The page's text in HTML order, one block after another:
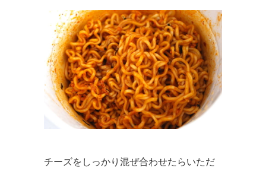
チーズをしっかり混ぜ合わせたらいただ